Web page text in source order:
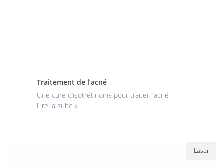
Traitement de l’acné
Une cure d’isotrétinoine pour traiter l’acné
Lire la suite »
Laser